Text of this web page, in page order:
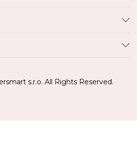
s.r.o. All Rights Reserved.